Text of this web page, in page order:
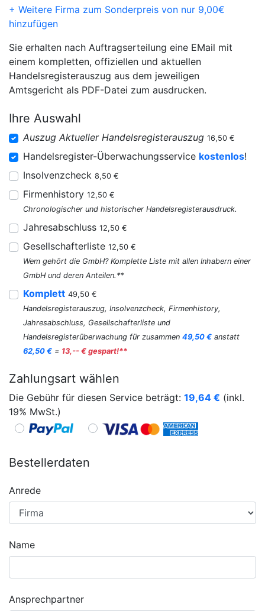
+ Weitere Firma zum Sonderpreis von nur 9,00€
hinzufügen
Sie erhalten nach Auftragserteilung eine EMail mit
einem kompletten, offiziellen und aktuellen
Handelsregisterauszug aus dem jeweiligen
Amtsgericht als PDF-Datei zum ausdrucken.
Ihre Auswahl
Auszug Aktueller Handelsregisterauszug 16,50 €
Handelsregister-Überwachungsservice kostenlos!
Insolvenzcheck 8,50 €
Firmenhistory 12,50 €
Chronologischer und historischer Handelsregisterausdruck.
Jahresabschluss 12,50 €
Gesellschafterliste 12,50 €
Wem gehört die GmbH? Komplette Liste mit allen Inhabern einer
GmbH und deren Anteilen.**
Komplett 49,50 €
Handelsregisterauszug, Insolvenzcheck, Firmenhistory,
Jahresabschluss, Gesellschafterliste und
Handelsregisterüberwachung für zusammen 49,50 € anstatt
62,50 € = 13,-- € gespart!**
Zahlungsart wählen
Die Gebühr für diesen Service beträgt: 19,64 € (inkl.
19% MwSt.)
Bestellerdaten
Anrede
Name
Ansprechpartner